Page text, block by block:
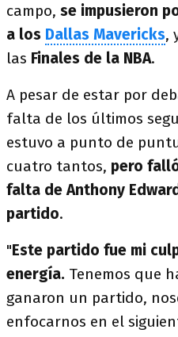
campo, se impusieron
a los Dallas Mavericks,
las Finales de la NBA.
A pesar de estar por
falta de los últimos
estuvo a punto de
cuatro tantos, pero
falta de Anthony
partido.
"Este partido fue mi
energía. Tenemos que
ganaron un partido,
enfocarnos en el